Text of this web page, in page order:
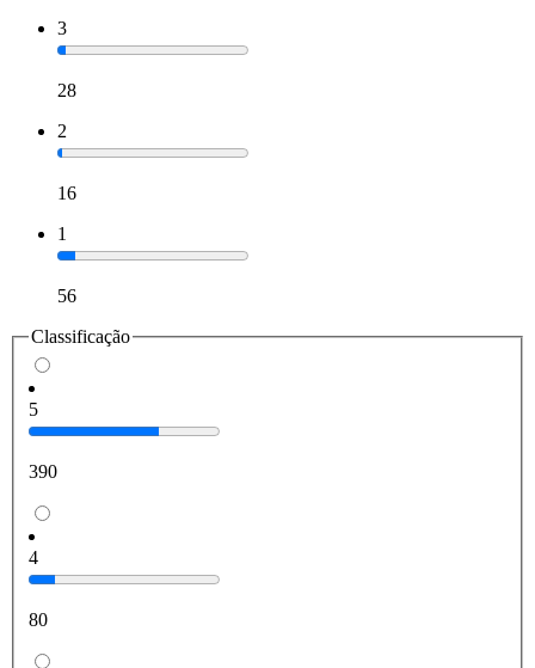
3
28
2
16
1
56
Classificação
5
390
4
80